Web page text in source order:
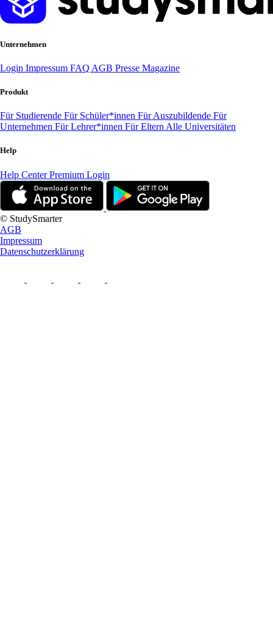
Unternehmen
Login Impressum FAQ AGB Presse Magazine
Produkt
Für Studierende Für Schüler*innen Für Auszubildende Für
Unternehmen Für Lehrer*innen Für Eltern Alle Universitäten
Help
Help CenterPremium Login
© StudySmarter
AGB
Impressum
Datenschutzerklärung